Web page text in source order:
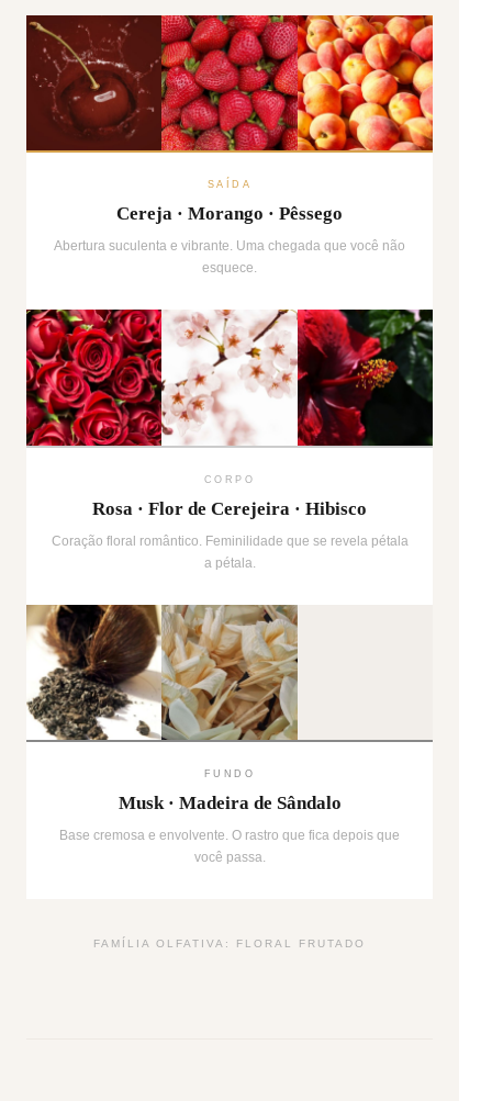
SAÍDA
Cereja · Morango · Pêssego
Abertura suculenta e vibrante. Uma chegada que você não
esquece.
CORPO
Rosa · Flor de Cerejeira · Hibisco
Coração floral romântico. Feminilidade que se revela pétala
a pétala.
FUNDO
Musk · Madeira de Sândalo
Base cremosa e envolvente. O rastro que fica depois que
você passa.
FAMÍLIA OLFATIVA: FLORAL FRUTADO